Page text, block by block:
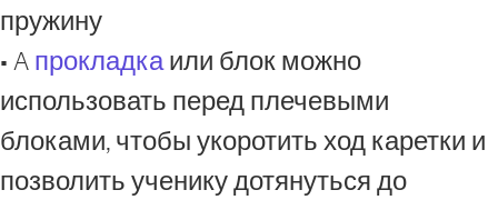
пружину
• Aпрокладкаили блок можно
использовать перед плечевыми
блоками, чтобы укоротить ход каретки и
позволить ученику дотянуться до